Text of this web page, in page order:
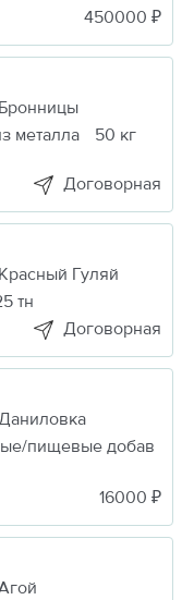
450000 ₽
Бронницы
металла
50 кг
Договорная
Красный Гуляй
тн
Договорная
пищевые добав
16000 ₽